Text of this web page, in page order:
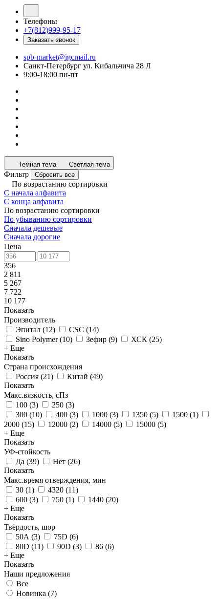
Телефоны
+7(812)999-95-17
Заказать звонок
spb-market@igcmail.ru
Санкт-Петербург ул. Кибальчича 28 Л
9:00-18:00 пн-пт
Темная тема Светлая тема
Фильтр Сбросить все
По возрастанию сортировки
С начала алфавита
С конца алфавита
По возрастанию сортировки
По убыванию сортировки
Сначала дешевые
Сначала дорогие
Цена
356
2 811
5 267
7 722
10 177
Показать
Производитель
Эпитал (12) CSC (14)
Sino Polymer(10) Зефир (9) ХСК (25)
+ Еще
Показать
Страна происхождения
Россия (21) Китай (49)
Показать
Макс.вязкoсть, сПз
100 (3) 250 (3)
300 (10) 400 (3) 1000 (3) 1350 (5) 1500 (1)
2000 (15) 12000 (2) 14000 (5) 15000 (5)
+ Еще
Показать
УФ-стойкость
Да (39) Нет (26)
Показать
Макс.время отверждения, мин
30 (1) 4320 (11)
600 (3) 750 (1) 1440 (20)
+ Еще
Показать
Твёрдость, шор
50А (3) 75D (6)
80D (11) 90D (3) 86 (6)
+ Еще
Показать
Наши предложения
Все
Новинка (7)